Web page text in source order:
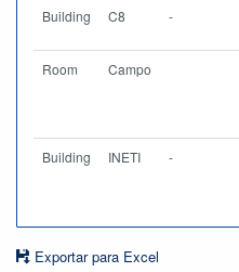
Building C8 -
Room Campo
Building INETI -
Exportar para Excel